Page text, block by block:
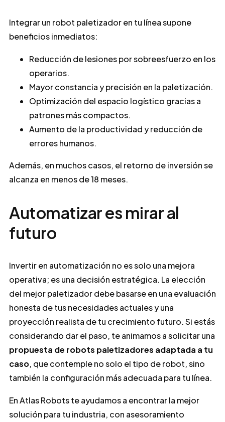
Integrar un robot paletizador en tu línea supone
beneficios inmediatos:
Reducción de lesiones por sobreesfuerzo en los
operarios.
Mayor constancia y precisión en la paletización.
Optimización del espacio logístico gracias a
patrones más compactos.
Aumento de la productividad y reducción de
errores humanos.
Además, en muchos casos, el retorno de inversión se
alcanza en menos de 18 meses.
Automatizar es mirar al
futuro
Invertir en automatización no es solo una mejora
operativa; es una decisión estratégica. La elección
del mejor paletizador debe basarse en una evaluación
honesta de tus necesidades actuales y una
proyección realista de tu crecimiento futuro. Si estás
considerando dar el paso, te animamos a solicitar una
propuesta de robots paletizadores adaptada a tu
caso, que contemple no solo el tipo de robot, sino
también la configuración más adecuada para tu línea.
En Atlas Robots te ayudamos a encontrar la mejor
solución para tu industria, con asesoramiento